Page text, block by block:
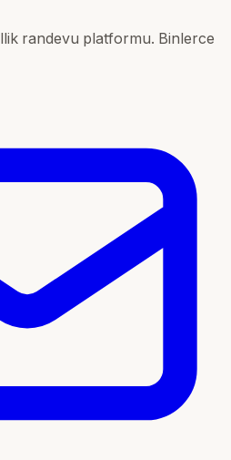
randevu platformu. Binlerce